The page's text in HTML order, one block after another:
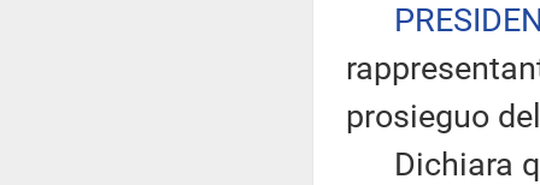
prosieguo
Dichiara